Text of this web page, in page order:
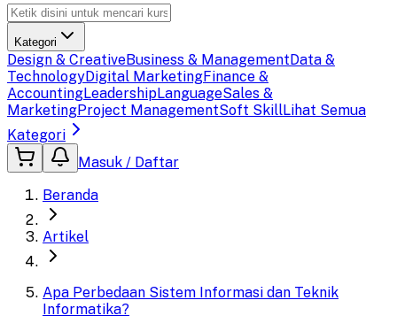
Kategori
Design & CreativeBusiness & ManagementData &
TechnologyDigital MarketingFinance &
AccountingLeadershipLanguageSales &
MarketingProject ManagementSoft SkillLihat Semua
Kategori
Masuk / Daftar
Beranda
Artikel
Apa Perbedaan Sistem Informasi dan Teknik
Informatika?